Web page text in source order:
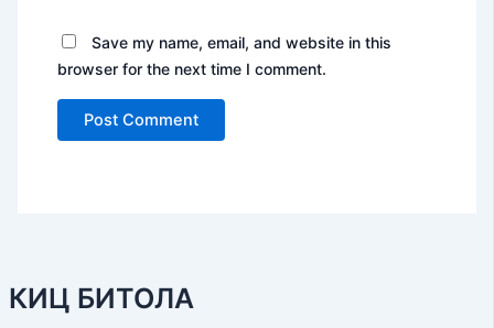
Save my name, email, and website in this
browser for the next time I comment.
КИЦ БИТОЛА